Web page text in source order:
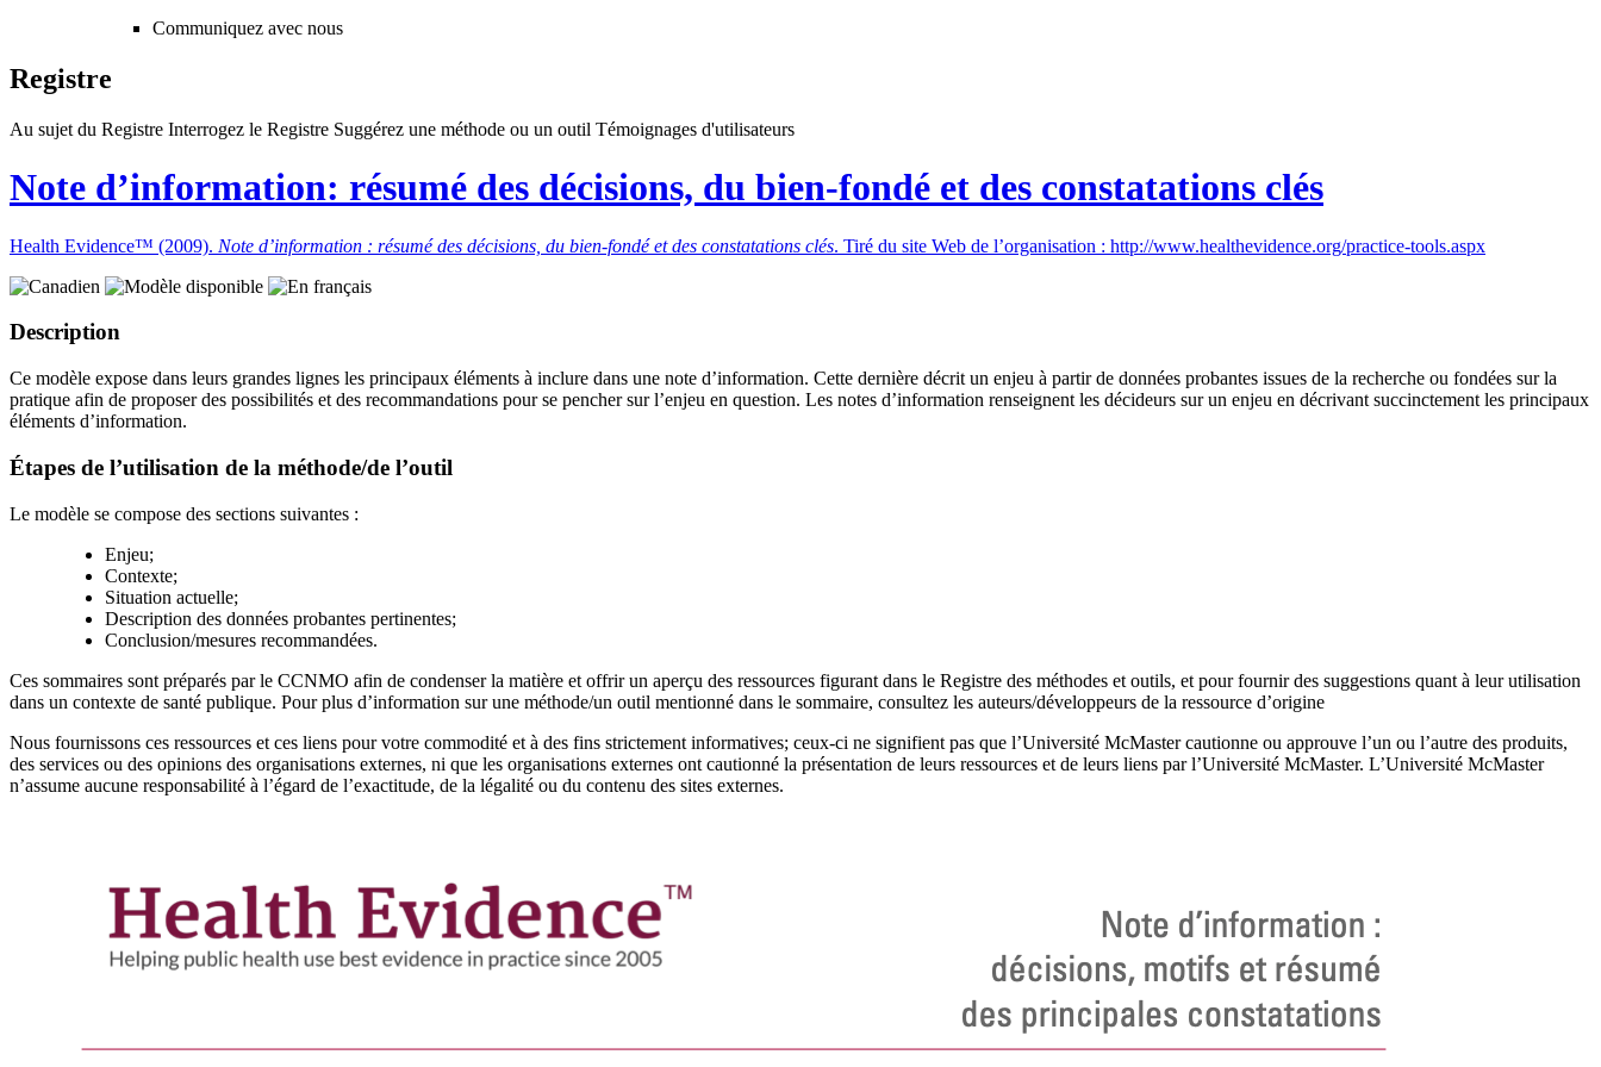
Communiquez avec nous
Registre
Au sujet du Registre Interrogez le Registre Suggérez une méthode ou un outil Témoignages d'utilisateurs
Note d’information: résumé des décisions, du bien-fondé et des constatations clés
Health Evidence™ (2009). Note d’information : résumé des décisions, du bien-fondé et des constatations clés. Tiré du site Web de l’organisation : http://www.healthevidence.org/practice-tools.aspx
Description
Ce modèle expose dans leurs grandes lignes les principaux éléments à inclure dans une note d’information. Cette dernière décrit un enjeu à partir de données probantes issues de la recherche ou fondées sur la
pratique afin de proposer des possibilités et des recommandations pour se pencher sur l’enjeu en question. Les notes d’information renseignent les décideurs sur un enjeu en décrivant succinctement les principaux
éléments d’information.
Étapes de l’utilisation de la méthode/de l’outil
Le modèle se compose des sections suivantes :
Enjeu;
Contexte;
Situation actuelle;
Description des données probantes pertinentes;
Conclusion/mesures recommandées.
Ces sommaires sont préparés par le CCNMO afin de condenser la matière et offrir un aperçu des ressources figurant dans le Registre des méthodes et outils, et pour fournir des suggestions quant à leur utilisation
dans un contexte de santé publique. Pour plus d’information sur une méthode/un outil mentionné dans le sommaire, consultez les auteurs/développeurs de la ressource d’origine
Nous fournissons ces ressources et ces liens pour votre commodité et à des fins strictement informatives; ceux-ci ne signifient pas que l’Université McMaster cautionne ou approuve l’un ou l’autre des produits,
des services ou des opinions des organisations externes, ni que les organisations externes ont cautionné la présentation de leurs ressources et de leurs liens par l’Université McMaster. L’Université McMaster
n’assume aucune responsabilité à l’égard de l’exactitude, de la légalité ou du contenu des sites externes.